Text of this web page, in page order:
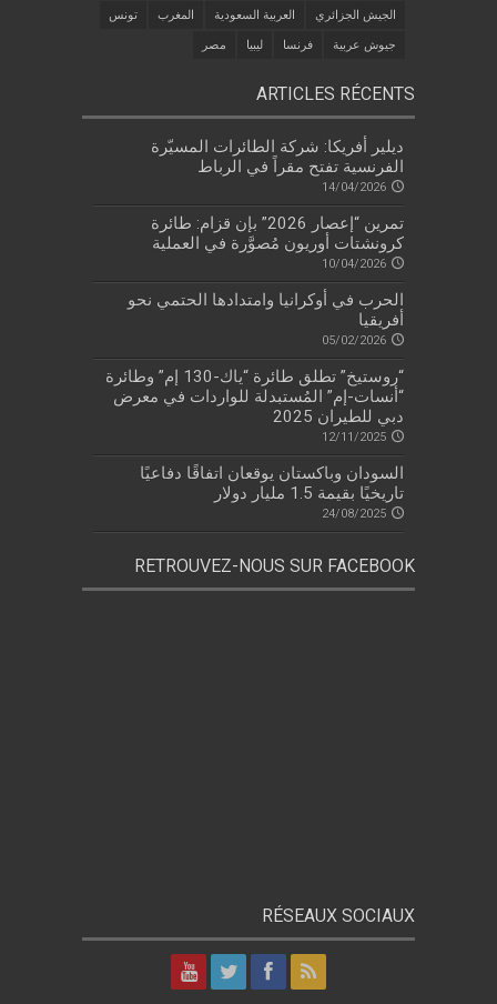
الجيش الجزائري العربية السعودية المغرب تونس
جيوش عربية فرنسا ليبيا مصر
ARTICLES RÉCENTS
ديلير أفريكا: شركة الطائرات المسيّرة
الفرنسية تفتح مقراً في الرباط
14/04/2026
تمرين “إعصار 2026” بإن قزام: طائرة
كرونشتات أوريون مُصوَّرة في العملية
10/04/2026
الحرب في أوكرانيا وامتدادها الحتمي نحو
أفريقيا
05/02/2026
“روستيخ” تطلق طائرة “ياك-130 إم” وطائرة
“أنسات-إم” المُستبدلة للواردات في معرض
دبي للطيران 2025
12/11/2025
السودان وباكستان يوقعان اتفاقًا دفاعيًا
تاريخيًا بقيمة 1.5 مليار دولار
24/08/2025
RETROUVEZ-NOUS SUR FACEBOOK
RÉSEAUX SOCIAUX